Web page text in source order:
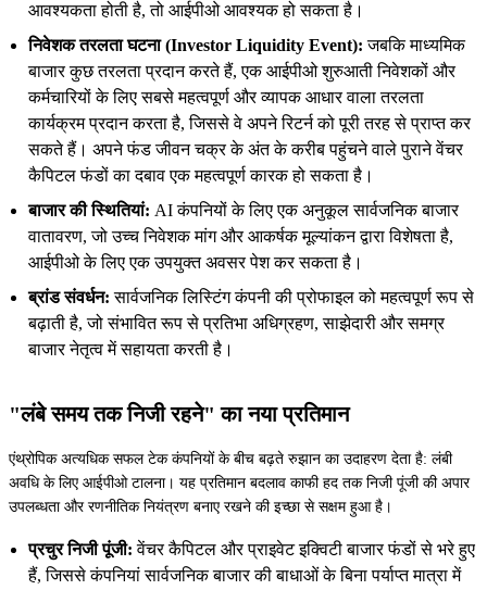
आवश्यकता होती है, तो आईपीओ आवश्यक हो सकता है।
निवेशक तरलता घटना (Investor Liquidity Event): जबकि माध्यमिक
बाजार कुछ तरलता प्रदान करते हैं, एक आईपीओ शुरुआती निवेशकों और
कर्मचारियों के लिए सबसे महत्वपूर्ण और व्यापक आधार वाला तरलता
कार्यक्रम प्रदान करता है, जिससे वे अपने रिटर्न को पूरी तरह से प्राप्त कर
सकते हैं। अपने फंड जीवन चक्र के अंत के करीब पहुंचने वाले पुराने वेंचर
कैपिटल फंडों का दबाव एक महत्वपूर्ण कारक हो सकता है।
बाजार की स्थितियां: AI कंपनियों के लिए एक अनुकूल सार्वजनिक बाजार
वातावरण, जो उच्च निवेशक मांग और आकर्षक मूल्यांकन द्वारा विशेषता है,
आईपीओ के लिए एक उपयुक्त अवसर पेश कर सकता है।
ब्रांड संवर्धन: सार्वजनिक लिस्टिंग कंपनी की प्रोफाइल को महत्वपूर्ण रूप से
बढ़ाती है, जो संभावित रूप से प्रतिभा अधिग्रहण, साझेदारी और समग्र
बाजार नेतृत्व में सहायता करती है।
"लंबे समय तक निजी रहने" का नया प्रतिमान
एंथ्रोपिक अत्यधिक सफल टेक कंपनियों के बीच बढ़ते रुझान का उदाहरण देता है: लंबी
अवधि के लिए आईपीओ टालना। यह प्रतिमान बदलाव काफी हद तक निजी पूंजी की अपार
उपलब्धता और रणनीतिक नियंत्रण बनाए रखने की इच्छा से सक्षम हुआ है।
प्रचुर निजी पूंजी: वेंचर कैपिटल और प्राइवेट इक्विटी बाजार फंडों से भरे हुए
हैं, जिससे कंपनियां सार्वजनिक बाजार की बाधाओं के बिना पर्याप्त मात्रा में